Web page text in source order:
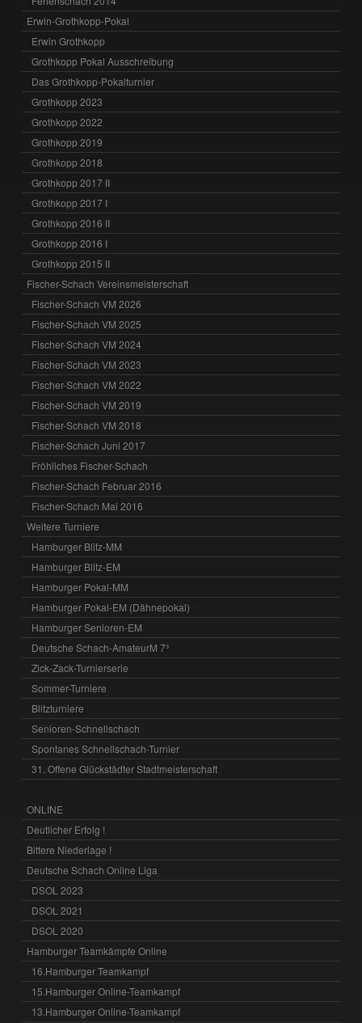
Erwin-Grothkopp-Pokal
Erwin Grothkopp
Grothkopp Pokal Ausschreibung
Das Grothkopp-Pokalturnier
Grothkopp 2023
Grothkopp 2022
Grothkopp 2019
Grothkopp 2018
Grothkopp 2017 II
Grothkopp 2017 I
Grothkopp 2016 II
Grothkopp 2016 I
Grothkopp 2015 II
Fischer-Schach Vereinsmeisterschaft
Fischer-Schach VM 2026
Fischer-Schach VM 2025
Fischer-Schach VM 2024
Fischer-Schach VM 2023
Fischer-Schach VM 2022
Fischer-Schach VM 2019
Fischer-Schach VM 2018
Fischer-Schach Juni 2017
Fröhliches Fischer-Schach
Fischer-Schach Februar 2016
Fischer-Schach Mai 2016
Weitere Turniere
Hamburger Blitz-MM
Hamburger Blitz-EM
Hamburger Pokal-MM
Hamburger Pokal-EM (Dähnepokal)
Hamburger Senioren-EM
Deutsche Schach-AmateurM 7³
Zick-Zack-Turnierserie
Sommer-Turniere
Blitzturniere
Senioren-Schnellschach
Spontanes Schnellschach-Turnier
31. Offene Glückstädter Stadtmeisterschaft
ONLINE
Deutlicher Erfolg !
Bittere Niederlage !
Deutsche Schach Online Liga
DSOL 2023
DSOL 2021
DSOL 2020
Hamburger Teamkämpfe Online
16.Hamburger Teamkampf
15.Hamburger Online-Teamkampf
13.Hamburger Online-Teamkampf